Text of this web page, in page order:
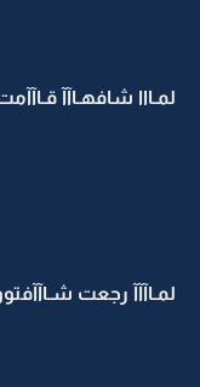
لمـااا شافهـاآآ
لمـاآآآ رجعت